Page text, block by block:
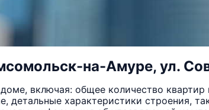
на-Амуре, ул.
включая: общее количество квартир
детальные характеристики строения,